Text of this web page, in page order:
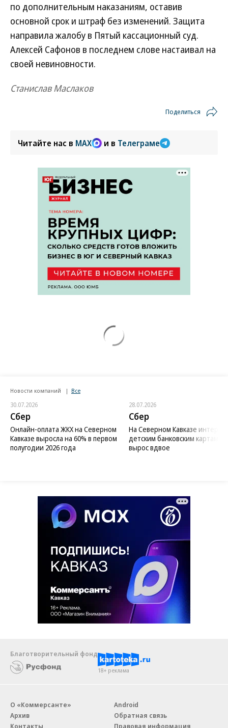
по дополнительным наказаниям, оставив
основной срок и штраф без изменений. Защита
направила жалобу в Пятый кассационный суд.
Алексей Сафонов в последнем слове настаивал на
своей невиновности.
Станислав Маслаков
Поделиться
Читайте нас в MAX и в Телеграме
Новости компаний Все
30.07.2026
Сбер
Онлайн-оплата ЖКХ на Северном
Кавказе выросла на 60% в первом
полугодии 2026 года
28.07.2026
Сбер
На Северном Кавказе интерес
детским банковским картам
вырос вдвое
Благотворительный фонд
18+ реклама
О «Коммерсанте»
Архив
Контакты
Android
Обратная связь
Правовая информация